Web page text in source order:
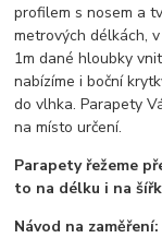
profilem s nosem a
metrových délkách,
1m dané hloubky
nabízíme i boční
do vlhka. Parapety
na místo určení.
Parapety řežeme
to na délku i na
Návod na zaměření: